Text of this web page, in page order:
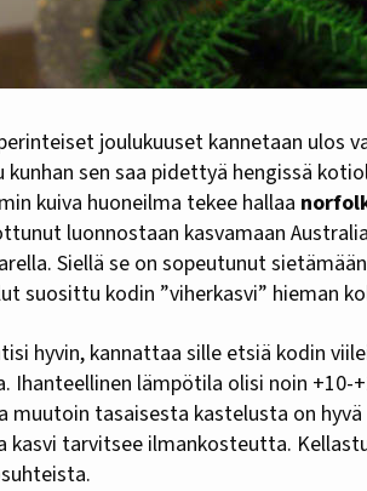
joulukuuset kannetaan ulos
kunhan sen saa pidettyä hengissä
kuiva huoneilma tekee hallaa
luonnostaan kasvamaan
Siellä se on sopeutunut
suosittu kodin ”viherkasvi” hieman
hyvin, kannattaa sille etsiä kodin
Ihanteellinen lämpötila olisi noin +10-
muutoin tasaisesta kastelusta on
kasvi tarvitsee ilmankosteutta.